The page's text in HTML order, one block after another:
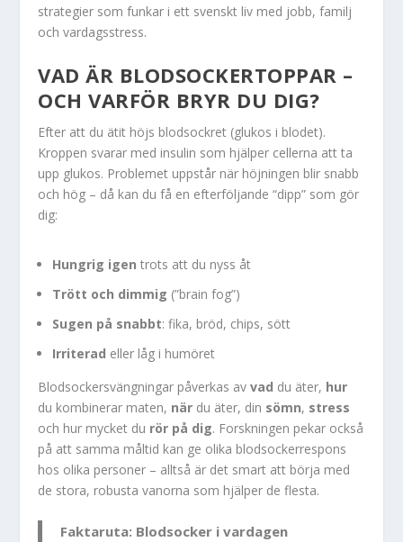
strategier som funkar i ett svenskt liv med jobb, familj
och vardagsstress.
VAD ÄR BLODSOCKERTOPPAR –
OCH VARFÖR BRYR DU DIG?
Efter att du ätit höjs blodsockret (glukos i blodet).
Kroppen svarar med insulin som hjälper cellerna att ta
upp glukos. Problemet uppstår när höjningen blir snabb
och hög – då kan du få en efterföljande “dipp” som gör
dig:
Hungrig igen trots att du nyss åt
Trött och dimmig (”brain fog”)
Sugen på snabbt: fika, bröd, chips, sött
Irriterad eller låg i humöret
Blodsockersvängningar påverkas avvad du äter, hur
du kombinerar maten, när du äter, din sömn, stress
och hur mycket du rör på dig. Forskningen pekar också
på att samma måltid kan ge olika blodsockerrespons
hos olika personer – alltså är det smart att börja med
de stora, robusta vanorna som hjälper de flesta.
Faktaruta: Blodsocker i vardagen